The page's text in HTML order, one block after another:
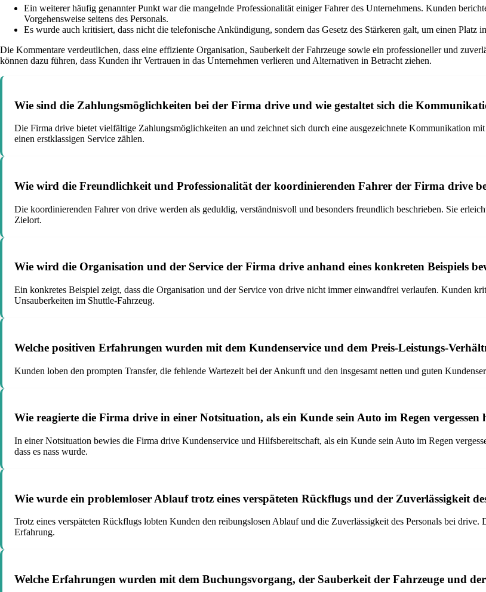
Ein weiterer häufig genannter Punkt war die mangelnde Professionalität einiger Fahrer des Unternehmens. Kunden
Vorgehensweise seitens des Personals.
Es wurde auch kritisiert, dass nicht die telefonische Ankündigung, sondern das Gesetz des Stärkeren galt, um einen Platz
Die Kommentare verdeutlichen, dass eine effiziente Organisation, Sauberkeit der Fahrzeuge sowie ein professioneller und
können dazu führen, dass Kunden ihr Vertrauen in das Unternehmen verlieren und Alternativen in Betracht ziehen.
Wie sind die Zahlungsmöglichkeiten bei der Firma drive und wie gestaltet sich die
Die Firma drive bietet vielfältige Zahlungsmöglichkeiten an und zeichnet sich durch eine ausgezeichnete Kommunikation
einen erstklassigen Service zählen.
Wie wird die Freundlichkeit und Professionalität der koordinierenden Fahrer der Firma drive
Die koordinierenden Fahrer von drive werden als geduldig, verständnisvoll und besonders freundlich beschrieben. Sie
Zielort.
Wie wird die Organisation und der Service der Firma drive anhand eines konkreten Beispiels
Ein konkretes Beispiel zeigt, dass die Organisation und der Service von drive nicht immer einwandfrei verlaufen. Kunden
Unsauberkeiten im Shuttle-Fahrzeug.
Welche positiven Erfahrungen wurden mit dem Kundenservice und dem Preis-Leistungs-
Kunden loben den prompten Transfer, die fehlende Wartezeit bei der Ankunft und den insgesamt netten und guten
Wie reagierte die Firma drive in einer Notsituation, als ein Kunde sein Auto im Regen vergessen
In einer Notsituation bewies die Firma drive Kundenservice und Hilfsbereitschaft, als ein Kunde sein Auto im Regen
dass es nass wurde.
Wie wurde ein problemloser Ablauf trotz eines verspäteten Rückflugs und der Zuverlässigkeit
Trotz eines verspäteten Rückflugs lobten Kunden den reibungslosen Ablauf und die Zuverlässigkeit des Personals bei
Erfahrung.
Welche Erfahrungen wurden mit dem Buchungsvorgang, der Sauberkeit der Fahrzeuge und